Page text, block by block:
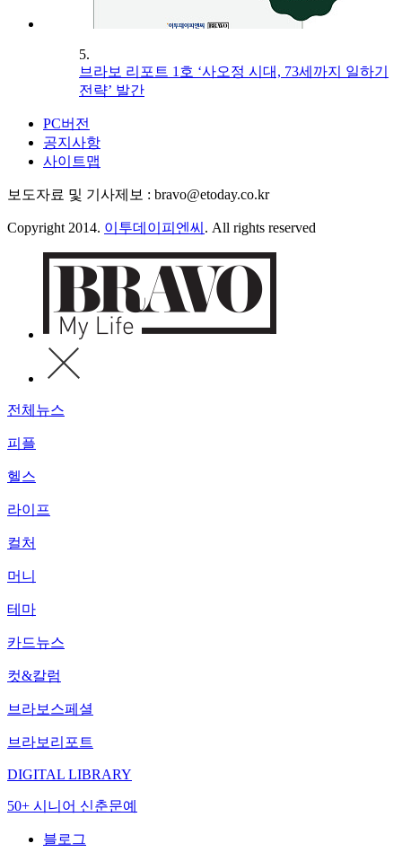
5.
브라보 리포트 1호 ‘사오정 시대, 73세까지 일하기
전략’ 발간
PC버전
공지사항
사이트맵
보도자료 및 기사제보 : bravo@etoday.co.kr
Copyright 2014. 이투데이피엔씨 . All rights reserved
전체뉴스
피플
헬스
라이프
컬처
머니
테마
카드뉴스
컷&칼럼
브라보스페셜
브라보리포트
DIGITAL LIBRARY
50+ 시니어 신춘문예
블로그